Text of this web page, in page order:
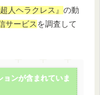
人ヘラクレス』 の動
サービス を調査して
ョンが含まれていま